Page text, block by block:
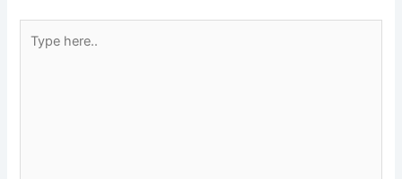
here..